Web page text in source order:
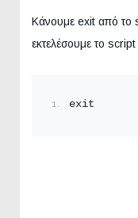
Κάνουμε exit από το
εκτελέσουμε το script
exit